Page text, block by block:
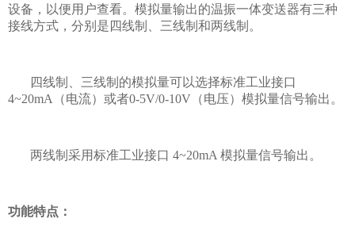
设备，以便用户查看。模拟量输出的温振一体变送器有三种
接线方式，分别是四线制、三线制和两线制。
四线制、三线制的模拟量可以选择标准工业接口
4~20mA（电流）或者0-5V/0-10V（电压）模拟量信号输出。
两线制采用标准工业接口 4~20mA 模拟量信号输出。
功能特点：